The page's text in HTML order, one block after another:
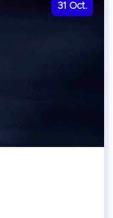
31 Oct.